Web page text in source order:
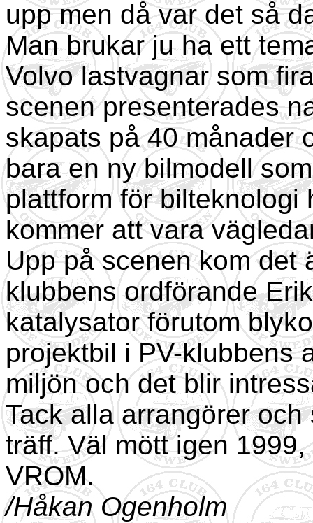
upp men då var det så
Man brukar ju ha ett
Volvo lastvagnar som
scenen presenterades
skapats på 40 månader
bara en ny bilmodell
plattform för bilteknologi
kommer att vara
Upp på scenen kom det
klubbens ordförande
katalysator förutom
projektbil i PV-klubbens
miljön och det blir
Tack alla arrangörer
träff. Väl mött igen
VROM.
/Håkan Ogenholm